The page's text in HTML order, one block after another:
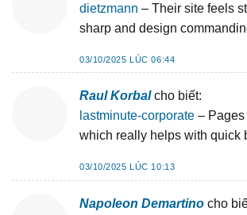
dietzmann – Their site feels
sharp and design
03/10/2025 LÚC 06:44
Raul Korbal cho biết:
lastminute-corporate – Pages
which really helps with quick
03/10/2025 LÚC 10:13
Napoleon Demartino cho